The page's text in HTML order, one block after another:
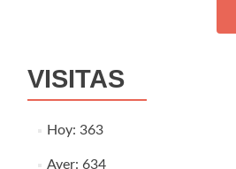
VISITAS
Hoy: 363
Ayer: 634